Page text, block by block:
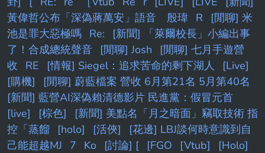
黃偉哲公布「深偽蔣萬安」語音 殷瑋 R
[閒聊] 米
池是罪大惡極嗎 Re:
[新聞] 「萊爾校長」小編出事
了！合成總統聲音
[閒聊] Josh
[閒聊] 七月手遊營
收
RE [情報] Siegel：追求苦命的剩下湖人
[Live]
[購機]
[閒聊] 蔚藍檔案 營收 6月第21名 5月第40名
[新聞] 藍營AI深偽賴清德影片 民進黨：假冒元首
[live]
[棕色]
[新聞] 美點名「月之暗面」竊取技術 指
控「蒸餾
[holo] [活俠]
[花邊] LBJ談何時意識到自
己能超越MJ
7 Ko [討論] [ [FGO [Vtub]
[Holo]